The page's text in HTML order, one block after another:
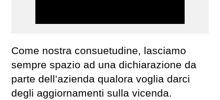
Come nostra consuetudine, lasciamo
sempre spazio ad una dichiarazione da
parte dell’azienda qualora voglia darci
degli aggiornamenti sulla vicenda.